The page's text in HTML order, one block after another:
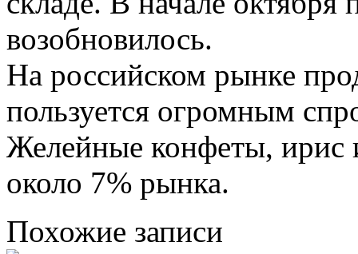
возобновилось.
На российском рынке
пользуется огромным
Желейные конфеты, ирис
около 7% рынка.
Похожие записи